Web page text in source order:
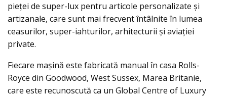
pieței de super-lux pentru articole personalizate și
artizanale, care sunt mai frecvent întâlnite în lumea
ceasurilor, super-iahturilor, arhitecturii și aviației
private.
Fiecare mașină este fabricată manual în casa Rolls-
Royce din Goodwood, West Sussex, Marea Britanie,
care este recunoscută ca un Global Centre of Luxury